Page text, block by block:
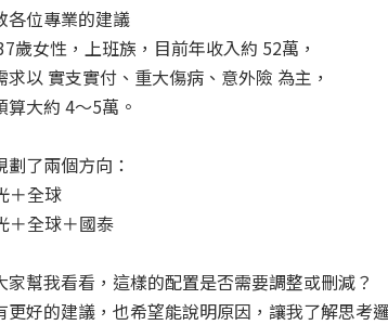
各位專業的建議
歲女性，上班族，目前年收入約 52萬，
求以 實支實付、重大傷病、意外險 為主，
算大約 4～5萬。
劃了兩個方向：
＋全球
＋全球＋國泰
家幫我看看，這樣的配置是否需要調整或刪減？
更好的建議，也希望能說明原因，讓我了解思考